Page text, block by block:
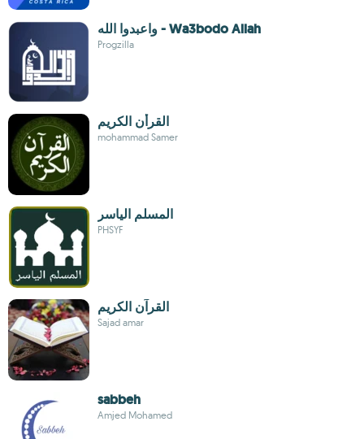
واعبدوا الله - Wa3bodo Allah
Progzilla
القرأن ‏الكريم
mohammad Samer
المسلم الياسر
PHSYF
القرآن ‏الكريم
Sajad amar
sabbeh
Amjed Mohamed